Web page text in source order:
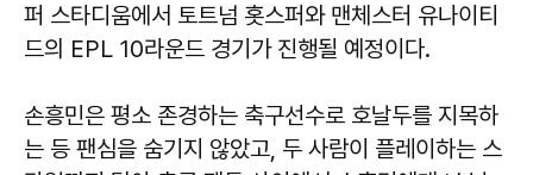
퍼 스타디움에서 토트넘 홋스퍼와 맨체스터 유나이티
드의 EPL 10라운드 경기가 진행될 예정이다.
손흥민은 평소 존경하는 축구선수로 호날두를 지목하
는 등 팬심을 숨기지 않았고, 두 사람이 플레이하는 스